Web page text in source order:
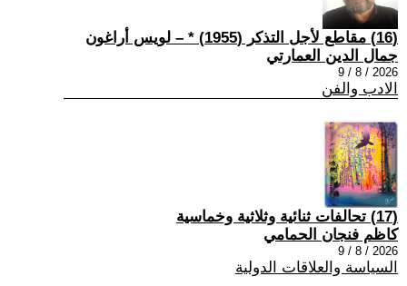
(16) مقاطع لأجل التذكر (1955) * – لويس أراغون
جمال الدين العمارتي
2026 / 8 / 9
الادب والفن
(17) تحالفات ثنائية وثلاثية وخماسية
كاظم فنجان الحمامي
2026 / 8 / 9
السياسة والعلاقات الدولية